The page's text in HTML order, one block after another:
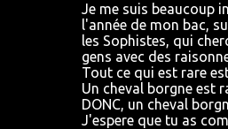
Je me suis beaucoup
l'année de mon bac,
les Sophistes, qui
gens avec des
Tout ce qui est rare
Un cheval borgne est
DONC, un cheval
J'espere que tu as